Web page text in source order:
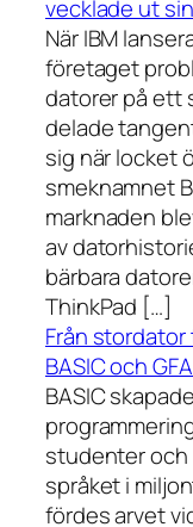
vecklade ut
När IBM
företaget
datorer på ett
delade
sig när locket
smeknamnet
marknaden
av
bärbara
ThinkPad […]
Från stordator
BASIC och
BASIC
studenter och
språket i
fördes arvet